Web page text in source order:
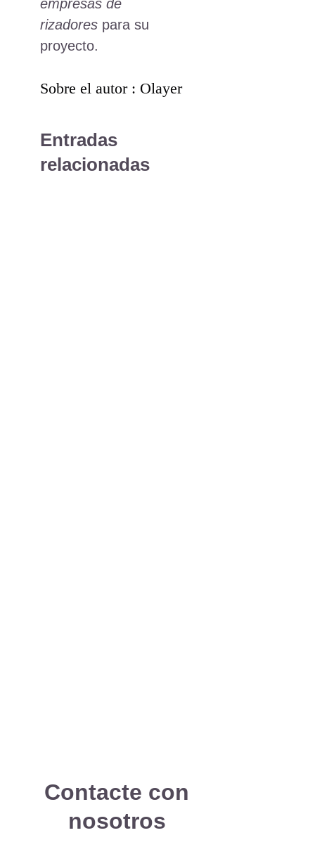
empresas de
rizadores para su
proyecto.
Sobre el autor : Olayer
Entradas
relacionadas
Contacte con
nosotros